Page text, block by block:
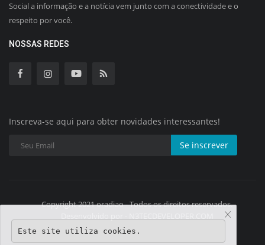
Social a informação e a notícia vem junto com a conectividade e o
respeito por você.
NOSSAS REDES
Inscreva-se aqui para obter novidades interessantes!
Se inscrever
Copyright 2021 oradiao - Todos os direitos reservados.
Este site utiliza cookies.